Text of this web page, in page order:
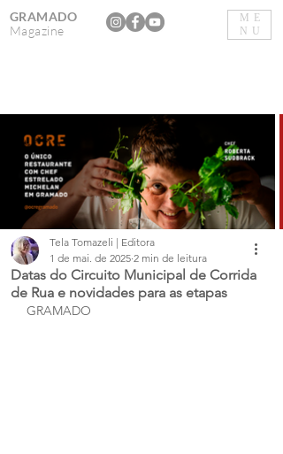
ME
NU
GRAMADO
Magazine
Datas do Circuito Municipal de Corrida
de Rua e novidades para as etapas
Tela Tomazeli | Editora
1 de mai. de 2025 2 min de leitura
GRAMADO